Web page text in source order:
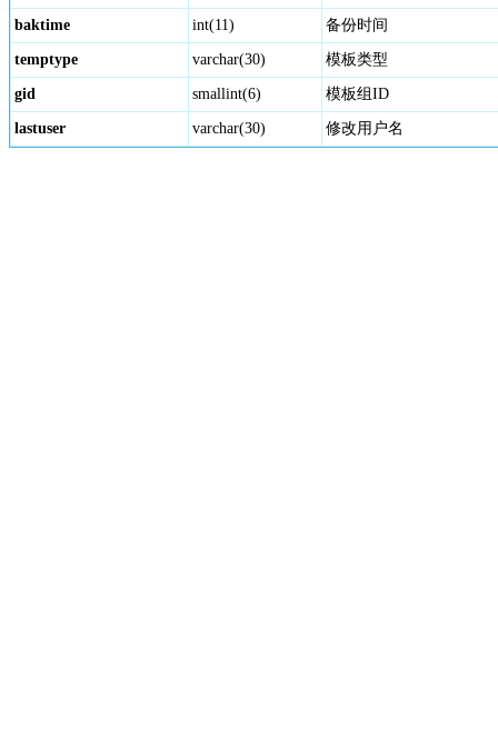
baktime int(11) 备份时间
temptype varchar(30) 模板类型
gid smallint(6) 模板组ID
lastuser varchar(30) 修改用户名